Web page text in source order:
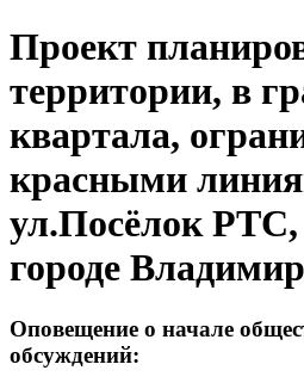
Проект
территории, в
квартала,
красными
ул.Посёлок
городе
Оповещение о начале
обсуждений: